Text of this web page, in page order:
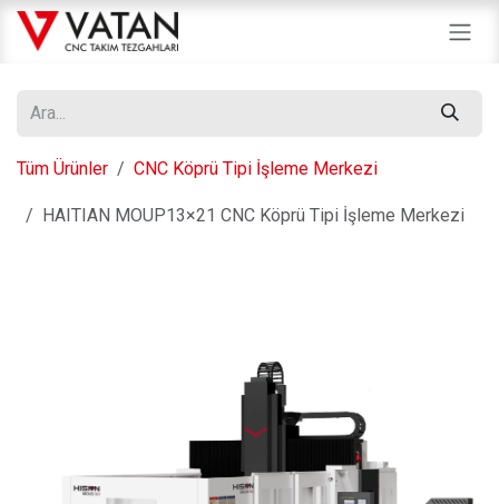
İçereği Atla
Tüm Ürünler CNC Köprü Tipi İşleme Merkezi
HAITIAN MOUP13×21 CNC Köprü Tipi İşleme Merkezi